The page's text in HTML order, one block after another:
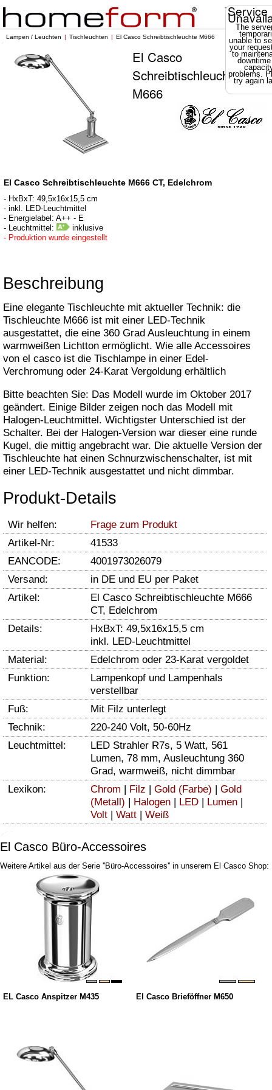
Service
The
unable to
your
to
problems.
try again
Lampen / Leuchten Tischleuchten El Casco Schreibtischleuchte M666
El Casco
Schreibtischleuchte
M666
El Casco Schreibtischleuchte M666 CT, Edelchrom
- HxBxT: 49,5x16x15,5 cm
- inkl. LED-Leuchtmittel
- Energielabel: A++ - E
- Leuchtmittel:
inklusive
- Produktion wurde eingestellt
Beschreibung
Eine elegante Tischleuchte mit aktueller Technik: die
Tischleuchte M666 ist mit einer LED-Technik
ausgestattet, die eine 360 Grad Ausleuchtung in einem
warmweißen Lichtton ermöglicht. Wie alle Accessoires
von el casco ist die Tischlampe in einer Edel-
Verchromung oder 24-Karat Vergoldung erhältlich
Bitte beachten Sie: Das Modell wurde im Oktober 2017
geändert. Einige Bilder zeigen noch das Modell mit
Halogen-Leuchtmittel. Wichtigster Unterschied ist der
Schalter. Bei der Halogen-Version war dieser eine runde
Kugel, die mittig angebracht war. Die aktuelle Version der
Tischleuchte hat einen Schnurzwischenschalter, ist mit
einer LED-Technik ausgestattet und nicht dimmbar.
Produkt-Details
Wir helfen:
Frage zum Produkt
Artikel-Nr:
41533
EANCODE:
4001973026079
Versand:
in DE und EU per Paket
Artikel:
El Casco Schreibtischleuchte M666
CT, Edelchrom
Details:
HxBxT: 49,5x16x15,5 cm
inkl. LED-Leuchtmittel
Material:
Edelchrom oder 23-Karat vergoldet
Funktion:
Lampenkopf und Lampenhals
verstellbar
Fuß:
Mit Filz unterlegt
Technik:
220-240 Volt, 50-60Hz
Leuchtmittel:
LED Strahler R7s, 5 Watt, 561
Lumen, 78 mm, Ausleuchtung 360
Grad, warmweiß, nicht dimmbar
Lexikon:
Chrom Filz Gold (Farbe)
Gold
(Metall)
Halogen LED Lumen
Volt
Watt Weiß
El Casco Büro-Accessoires
Weitere Artikel aus der Serie ''Büro-Accessoires'' in unserem El Casco Shop:
EL Casco Anspitzer M435 El Casco Brieföffner M650